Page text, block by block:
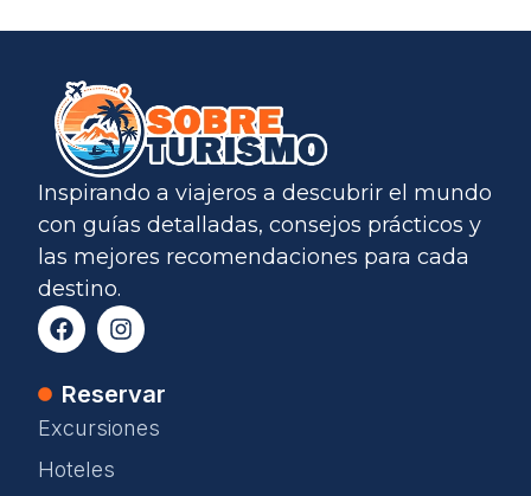
Inspirando a viajeros a descubrir el mundo
con guías detalladas, consejos prácticos y
las mejores recomendaciones para cada
destino.
Reservar
Excursiones
Hoteles